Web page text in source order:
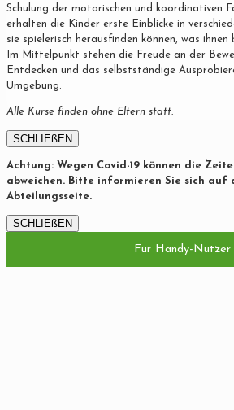
Schulung der motorischen und koordinativen
erhalten die Kinder erste Einblicke in
sie spielerisch herausfinden können, was
Im Mittelpunkt stehen die Freude an der
Entdecken und das selbstständige
Umgebung.
Alle Kurse finden ohne Eltern statt.
SCHLIEßEN
Achtung: Wegen Covid-19 können die
abweichen. Bitte informieren Sie sich auf
Abteilungsseite.
SCHLIEßEN
Für Handy-Nutzer